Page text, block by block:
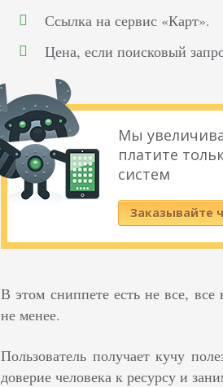
Ссылка на сервис «Карт».
Цена, если поисковый
Мы
платите
систем
Заказывайте
В этом сниппете есть не все,
не менее.
Пользователь получает кучу
доверие человека к ресурсу и